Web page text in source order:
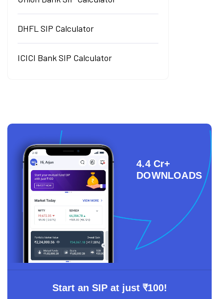
DHFL SIP Calculator
ICICI Bank SIP Calculator
4.4 Cr+
DOWNLOADS
Start an SIP at just ₹100!